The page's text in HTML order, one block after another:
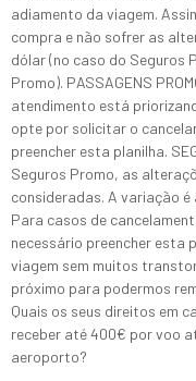
adiamento da viagem.
compra e não sofrer as
dólar (no caso do Seguros
Promo). PASSAGENS
atendimento está
opte por solicitar o
preencher esta planilha.
Seguros Promo, as
consideradas. A variação
Para casos de
necessário preencher esta
viagem sem muitos
próximo para podermos
Quais os seus direitos em
receber até 400€ por voo
aeroporto?